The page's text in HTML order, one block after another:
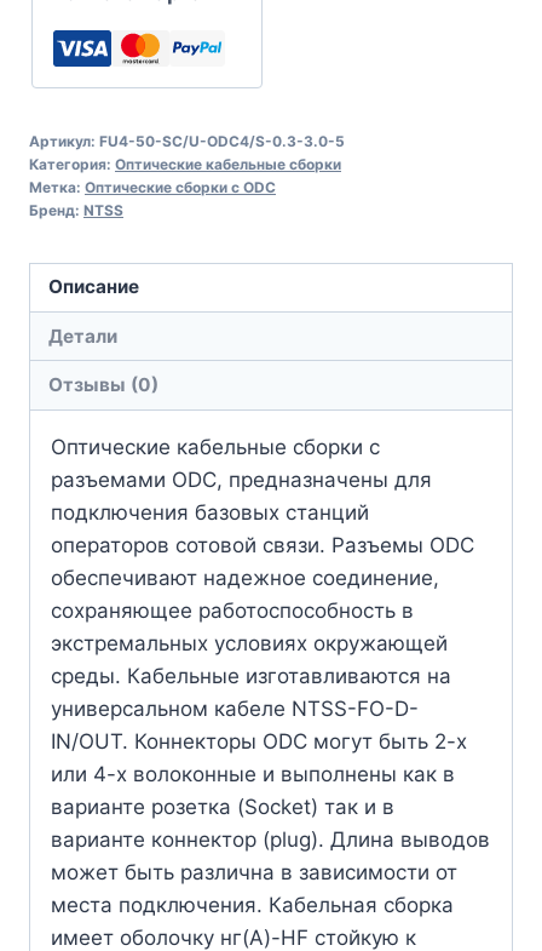
Артикул: FU4-50-SC/U-ODC4/S-0.3-3.0-5
Категория: Оптические кабельные сборки
Метка: Оптические сборки с ODC
Бренд: NTSS
Описание
Детали
Отзывы (0)
Оптические кабельные сборки с
разъемами ODC, предназначены для
подключения базовых станций
операторов сотовой связи. Разъемы ODC
обеспечивают надежное соединение,
сохраняющее работоспособность в
экстремальных условиях окружающей
среды. Кабельные изготавливаются на
универсальном кабеле NTSS-FO-D-
IN/OUT. Коннекторы ODC могут быть 2-х
или 4-х волоконные и выполнены как в
варианте розетка (Socket) так и в
варианте коннектор (plug). Длина выводов
может быть различна в зависимости от
места подключения. Кабельная сборка
имеет оболочку нг(А)-HF стойкую к